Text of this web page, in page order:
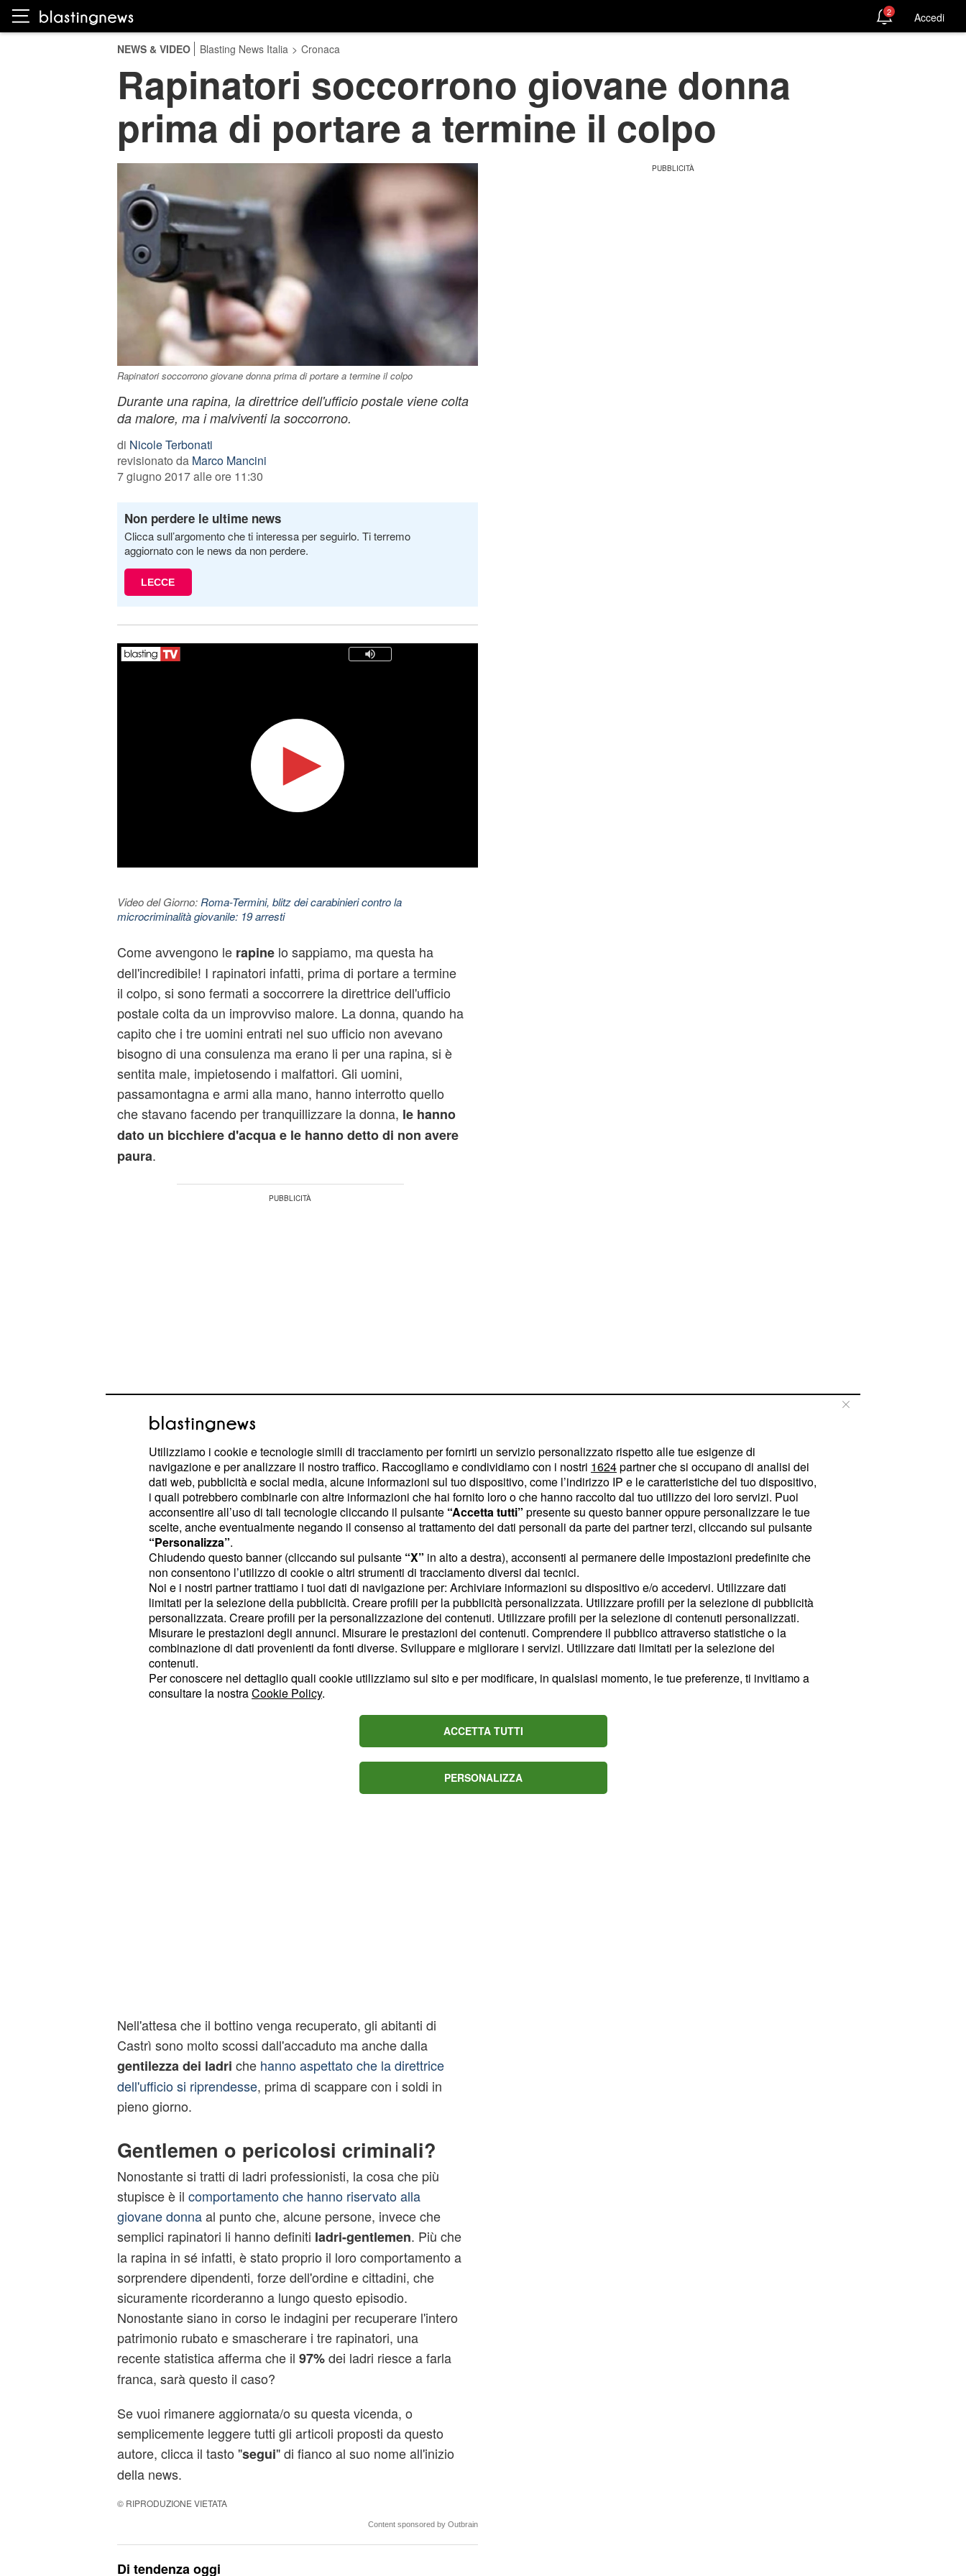
2 Accedi
NEWS & VIDEO Blasting News Italia > Cronaca
Rapinatori soccorrono giovane donna
prima di portare a termine il colpo
Rapinatori soccorrono giovane donna prima di portare a termine il colpo
Durante una rapina, la direttrice dell'ufficio postale viene colta
da malore, ma i malviventi la soccorrono.
di Nicole Terbonati
revisionato da Marco Mancini
7 giugno 2017 alle ore 11:30
Non perdere le ultime news
Clicca sull’argomento che ti interessa per seguirlo. Ti terremo
aggiornato con le news da non perdere.
LECCE
Video del Giorno: Roma-Termini, blitz dei carabinieri contro la
microcriminalità giovanile: 19 arresti
Come avvengono le rapinelo sappiamo, ma questa ha
dell'incredibile! I rapinatori infatti, prima di portare a termine
il colpo, si sono fermati a soccorrere la direttrice dell'ufficio
postale colta da un improvviso malore. La donna, quando ha
capito che i tre uomini entrati nel suo ufficio non avevano
bisogno di una consulenza ma erano li per una rapina, si è
sentita male, impietosendo i malfattori. Gli uomini,
passamontagna e armi alla mano, hanno interrotto quello
che stavano facendo per tranquillizzare la donna, le hanno
dato un bicchiere d'acqua e le hanno detto di non avere
paura.
per portare a termine la rapina prima dell'arrivo della polizia.
Lecce: portata a termine rapina
insolita
Questa insolita rapina è accaduta aCastrì diLecce, nel
Salento, dove ora sono in corso le indagini per individuare
nomi e cognomi dei tre rapinatori che, scappando prima
dell'arrivo delle forze dell'ordine, sono riusciti a portare via
un bottino di circa60.000 euro. Anche la modalità con cui si
è svolta la rapina non è chiara. I malfattori, dopo essere
entrati nell'ufficio postale attraverso un buco nella parete,
hanno atteso tutta la notte e, al mattino, hanno minacciato e
intimato i dipendenti di consegnare loro tutti i soldi contenuti
Nell'attesa che il bottino venga recuperato, gli abitanti di
Castrì sono molto scossi dall'accaduto ma anche dalla
gentilezza dei ladri che hanno aspettato che la direttrice
dell'ufficio si riprendesse, prima di scappare con i soldi in
pieno giorno.
Gentlemen o pericolosi criminali?
Nonostante si tratti di ladri professionisti, la cosa che più
stupisce è il comportamento che hanno riservato alla
giovane donnaal punto che, alcune persone, invece che
semplici rapinatori li hanno definiti ladri-gentlemen. Più che
la rapina in sé infatti, è stato proprio il loro comportamento a
sorprendere dipendenti, forze dell'ordine e cittadini, che
sicuramente ricorderanno a lungo questo episodio.
Nonostante siano in corso le indagini per recuperare l'intero
patrimonio rubato e smascherare i tre rapinatori, una
recente statistica afferma che il 97%dei ladri riesce a farla
franca, sarà questo il caso?
Se vuoi rimanere aggiornata/o su questa vicenda, o
semplicemente leggere tutti gli articoli proposti da questo
autore, clicca il tasto "segui" di fianco al suo nome all'inizio
della news.
© RIPRODUZIONE VIETATA
Content sponsored by Outbrain
Di tendenza oggi
Utilizziamo i cookie e tecnologie simili di tracciamento per fornirti un servizio personalizzato rispetto alle tue esigenze di
navigazione e per analizzare il nostro traffico. Raccogliamo e condividiamo con i nostri 1624partner che si occupano di analisi dei
dati web, pubblicità e social media, alcune informazioni sul tuo dispositivo, come l’indirizzo IP e le caratteristiche del tuo dispositivo,
i quali potrebbero combinarle con altre informazioni che hai fornito loro o che hanno raccolto dal tuo utilizzo dei loro servizi. Puoi
acconsentire all’uso di tali tecnologie cliccando il pulsante “Accetta tutti” presente su questo banner oppure personalizzare le tue
scelte, anche eventualmente negando il consenso al trattamento dei dati personali da parte dei partner terzi, cliccando sul pulsante
“Personalizza”.
Chiudendo questo banner (cliccando sul pulsante “X” in alto a destra), acconsenti al permanere delle impostazioni predefinite che
non consentono l’utilizzo di cookie o altri strumenti di tracciamento diversi dai tecnici.
Noi e i nostri partner trattiamo i tuoi dati di navigazione per: Archiviare informazioni su dispositivo e/o accedervi. Utilizzare dati
limitati per la selezione della pubblicità. Creare profili per la pubblicità personalizzata. Utilizzare profili per la selezione di pubblicità
personalizzata. Creare profili per la personalizzazione dei contenuti. Utilizzare profili per la selezione di contenuti personalizzati.
Misurare le prestazioni degli annunci. Misurare le prestazioni dei contenuti. Comprendere il pubblico attraverso statistiche o la
combinazione di dati provenienti da fonti diverse. Sviluppare e migliorare i servizi. Utilizzare dati limitati per la selezione dei
contenuti.
Per conoscere nel dettaglio quali cookie utilizziamo sul sito e per modificare, in qualsiasi momento, le tue preferenze, ti invitiamo a
consultare la nostraCookie Policy.
ACCETTA TUTTI
PERSONALIZZA